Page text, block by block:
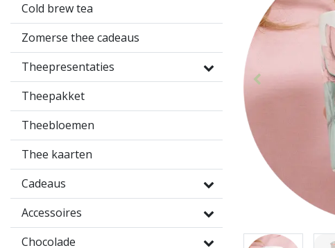
Cold brew tea
Zomerse thee cadeaus
Theepresentaties
Theepakket
Theebloemen
Thee kaarten
Cadeaus
Accessoires
Chocolade